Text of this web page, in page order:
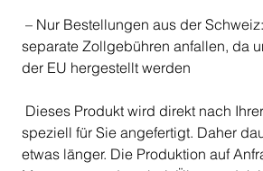
– Nur Bestellungen aus der
separate Zollgebühren anfallen, da
der EU hergestellt werden
Dieses Produkt wird direkt nach
speziell für Sie angefertigt. Daher
etwas länger. Die Produktion auf